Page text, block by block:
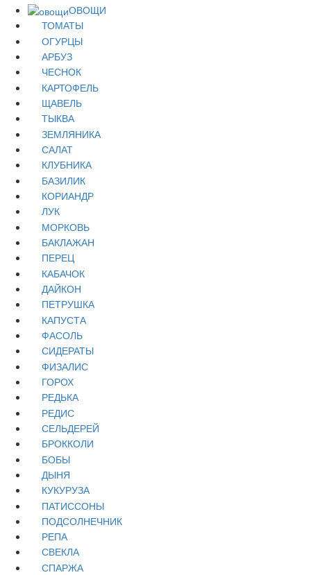
ОВОЩИ
ТОМАТЫ
ОГУРЦЫ
АРБУЗ
ЧЕСНОК
КАРТОФЕЛЬ
ЩАВЕЛЬ
ТЫКВА
ЗЕМЛЯНИКА
САЛАТ
КЛУБНИКА
БАЗИЛИК
КОРИАНДР
ЛУК
МОРКОВЬ
БАКЛАЖАН
ПЕРЕЦ
КАБАЧОК
ДАЙКОН
ПЕТРУШКА
КАПУСТА
ФАСОЛЬ
СИДЕРАТЫ
ФИЗАЛИС
ГОРОХ
РЕДЬКА
РЕДИС
СЕЛЬДЕРЕЙ
БРОККОЛИ
БОБЫ
ДЫНЯ
КУКУРУЗА
ПАТИССОНЫ
ПОДСОЛНЕЧНИК
РЕПА
СВЕКЛА
СПАРЖА